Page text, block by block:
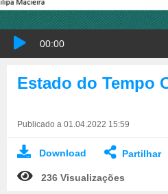
00:00
Publicado a 01.04.2022 15:59
Download Partilhar
236 Visualizações